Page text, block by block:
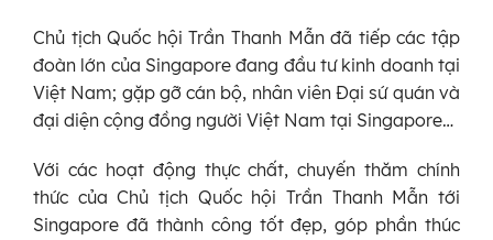
Chủ tịch Quốc hội Trần Thanh Mẫn đã tiếp các tập
đoàn lớn của Singapore đang đầu tư kinh doanh tại
Việt Nam; gặp gỡ cán bộ, nhân viên Đại sứ quán và
đại diện cộng đồng người Việt Nam tại Singapore…
Với các hoạt động thực chất, chuyến thăm chính
thức của Chủ tịch Quốc hội Trần Thanh Mẫn tới
Singapore đã thành công tốt đẹp, góp phần thúc